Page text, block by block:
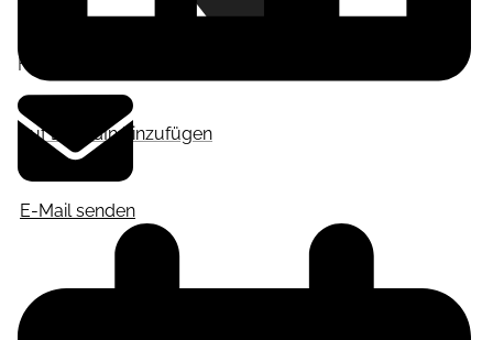
Auf LinkedIn hinzufügen
Frankfurt am Main
E-Mail senden